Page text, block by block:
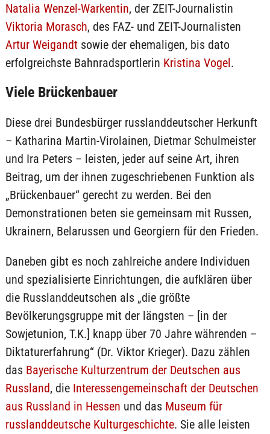
Natalia Wenzel-Warkentin, der ZEIT-Journalistin
Viktoria Morasch, des FAZ- und ZEIT-Journalisten
Artur Weigandtsowie der ehemaligen, bis dato
erfolgreichste Bahnradsportlerin Kristina Vogel.
Viele Brückenbauer
Diese drei Bundesbürger russlanddeutscher Herkunft
– Katharina Martin-Virolainen, Dietmar Schulmeister
und Ira Peters – leisten, jeder auf seine Art, ihren
Beitrag, um der ihnen zugeschriebenen Funktion als
„Brückenbauer“ gerecht zu werden. Bei den
Demonstrationen beten sie gemeinsam mit Russen,
Ukrainern, Belarussen und Georgiern für den Frieden.
Daneben gibt es noch zahlreiche andere Individuen
und spezialisierte Einrichtungen, die aufklären über
die Russlanddeutschen als „die größte
Bevölkerungsgruppe mit der längsten – [in der
Sowjetunion, T.K.] knapp über 70 Jahre währenden –
Diktaturerfahrung“ (Dr. Viktor Krieger). Dazu zählen
das Bayerische Kulturzentrum der Deutschen aus
Russland, die Interessengemeinschaft der Deutschen
aus Russland in Hessen und das Museum für
russlanddeutsche Kulturgeschichte. Sie alle leisten